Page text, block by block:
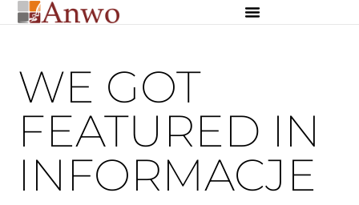
WE GOT
FEATURED IN
INFORMACJE